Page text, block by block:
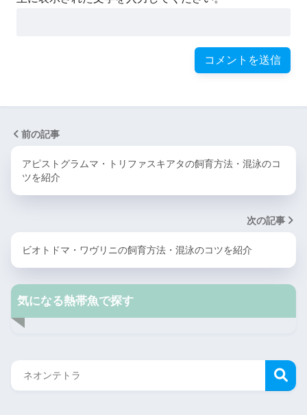
前の記事
アピストグラムマ・トリファスキアタの飼育方法・混泳のコ
ツを紹介
次の記事
ビオトドマ・ワヴリニの飼育方法・混泳のコツを紹介
気になる熱帯魚で探す